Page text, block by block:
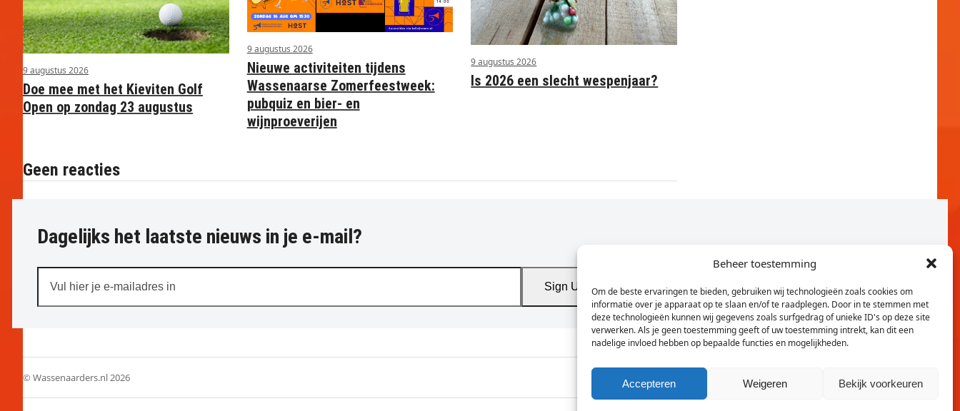
Beheer toestemming
Om de beste ervaringen te bieden, gebruiken wij technologieën zoals cookies om
informatie over je apparaat op te slaan en/of te raadplegen. Door in te stemmen met
deze technologieën kunnen wij gegevens zoals surfgedrag of unieke ID's op deze site
verwerken. Als je geen toestemming geeft of uw toestemming intrekt, kan dit een
nadelige invloed hebben op bepaalde functies en mogelijkheden.
Accepteren Weigeren Bekijk voorkeuren
9 augustus 2026
Doe mee met het Kieviten Golf
Open op zondag 23 augustus
9 augustus 2026
Nieuwe activiteiten tijdens
Wassenaarse Zomerfeestweek:
pubquiz en bier- en
wijnproeverijen
9 augustus 2026
Is 2026 een slecht wespenjaar?
Geen reacties
Dagelijks het laatste nieuws in je e-mail?
hier
je
in
Sign Up
© Wassenaarders.nl 2026 Twitter